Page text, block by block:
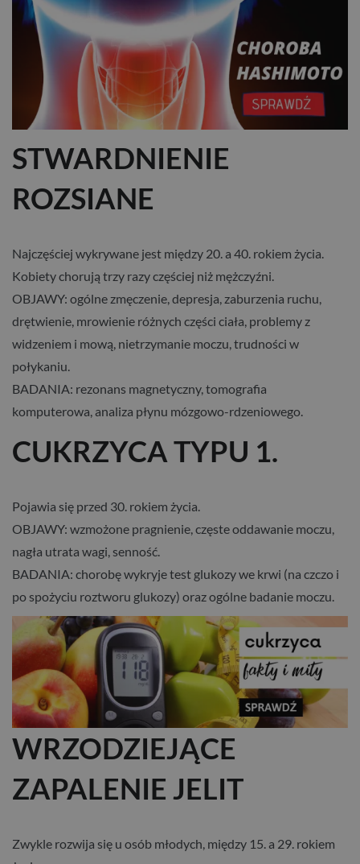
STWARDNIENIE
ROZSIANE
Najczęściej wykrywane jest między 20. a 40. rokiem życia.
Kobiety chorują trzy razy częściej niż mężczyźni.
OBJAWY: ogólne zmęczenie, depresja, zaburzenia ruchu,
drętwienie, mrowienie różnych części ciała, problemy z
widzeniem i mową, nietrzymanie moczu, trudności w
połykaniu.
BADANIA: rezonans magnetyczny, tomografia
komputerowa, analiza płynu mózgowo-rdzeniowego.
CUKRZYCA TYPU 1.
Pojawia się przed 30. rokiem życia.
OBJAWY: wzmożone pragnienie, częste oddawanie moczu,
nagła utrata wagi, senność.
BADANIA: chorobę wykryje test glukozy we krwi (na czczo i
po spożyciu roztworu glukozy) oraz ogólne badanie moczu.
WRZODZIEJĄCE
ZAPALENIE JELIT
Zwykle rozwija się u osób młodych, między 15. a 29. rokiem